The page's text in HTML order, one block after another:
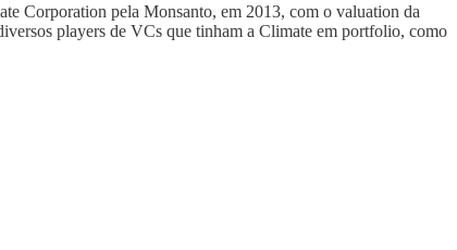
Corporation pela Monsanto, em 2013, com o valuation da
players de VCs que tinham a Climate em portfolio, como